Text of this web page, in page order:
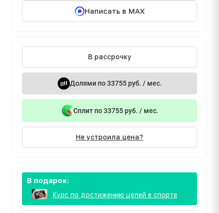
Написать в MAX
В рассрочку
Долями по 33755 руб. / мес.
Сплит по 33755 руб. / мес.
Не устроила цена?
В подарок:
Курс по достижению целей в спорте